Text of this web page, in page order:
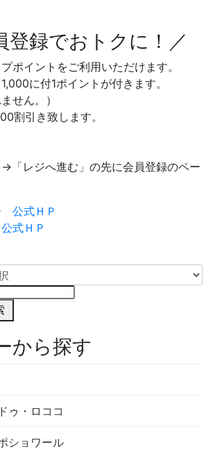
登録でおトクに！／
ポイントをご利用いただけます。
に付1ポイントが付きます。
せん。）
割引き致します。
→「レジへ進む」の先に会員登録のペー
式ＨＰ
から探す
ゥ・ロココ
ショワール